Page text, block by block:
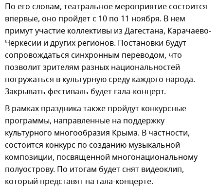
По его словам, театральное мероприятие состоится
впервые, оно пройдет с 10 по 11 ноября. В нем
примут участие коллективы из Дагестана, Карачаево-
Черкесии и других регионов. Постановки будут
сопровождаться синхронным переводом, что
позволит зрителям разных национальностей
погружаться в культурную среду каждого народа.
Закрывать фестиваль будет гала-концерт.
В рамках праздника также пройдут конкурсные
программы, направленные на поддержку
культурного многообразия Крыма. В частности,
состоится конкурс по созданию музыкальной
композиции, посвященной многонациональному
полуострову. По итогам будет снят видеоклип,
который представят на гала-концерте.